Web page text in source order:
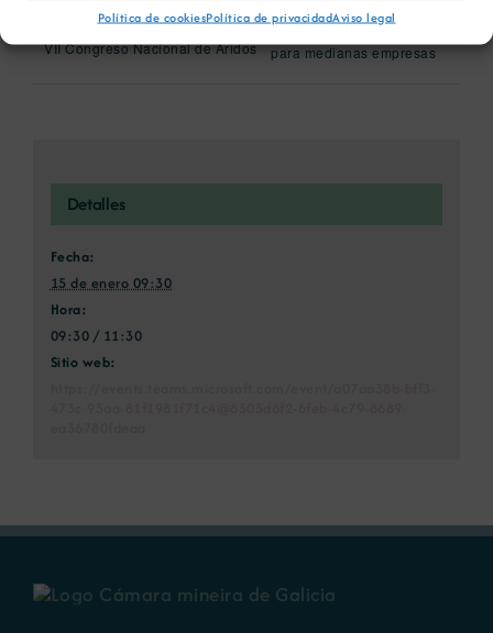
Política de cookiesPolítica de privacidadAviso legal
Fecha límite de recepción de
Resúmenes de Comunicaciones
VII Congreso Nacional de Áridos
Taller informativo sobre
para medianas empresas
Detalles
Fecha:
15 de enero 09:30
Hora:
09:30 / 11:30
Sitio web: